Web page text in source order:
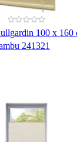
100 x 160
241321